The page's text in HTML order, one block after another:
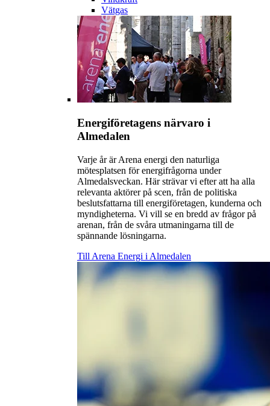
Vätgas
Energiföretagens närvaro i
Almedalen
Varje år är Arena energi den naturliga
mötesplatsen för energifrågorna under
Almedalsveckan. Här strävar vi efter att ha alla
relevanta aktörer på scen, från de politiska
beslutsfattarna till energiföretagen, kunderna och
myndigheterna. Vi vill se en bredd av frågor på
arenan, från de svåra utmaningarna till de
spännande lösningarna.
Till Arena Energi i Almedalen